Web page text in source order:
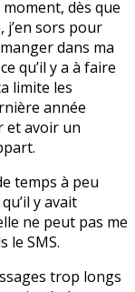
dès que
j’en sors pour
dans ma
qu’il y a à faire
limite les
année
et avoir un
temps à peu
y avait
ne peut pas me
le SMS.
trop longs